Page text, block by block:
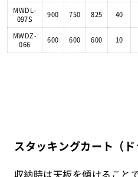
MWDL-
097S
900 750 825 40
MWDZ-
066
600 600 600 10
スタッキングカート（ド